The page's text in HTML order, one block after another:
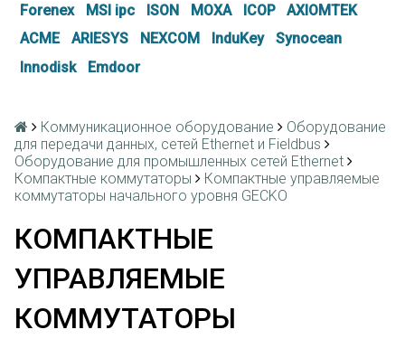
Forenex
MSI ipc ISON MOXA ICOP
AXIOMTEK
ACME
ARIESYS NEXCOM InduKey
Synocean
Innodisk
Emdoor
Коммуникационное оборудование
Оборудование
для передачи данных, сетей Ethernet и Fieldbus
Оборудование для промышленных сетей Ethernet
Компактные коммутаторы
Компактные управляемые
коммутаторы начального уровня GECKO
КОМПАКТНЫЕ
УПРАВЛЯЕМЫЕ
КОММУТАТОРЫ